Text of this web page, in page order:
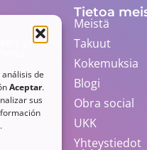
de
Aceptar.
sus
.
Ja
Tietoa
Meistä
Takuut
Kokemuksia
Blogi
Obra social
UKK
Yhteystiedot